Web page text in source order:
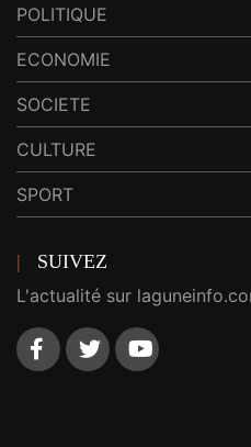
POLITIQUE
ECONOMIE
SOCIETE
CULTURE
SPORT
SUIVEZ
L'actualité sur